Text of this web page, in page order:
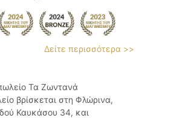
Δείτε περισσότερα >>
Τα Ζωντανά
βρίσκεται στη Φλώρινα,
Καυκάσου 34, και